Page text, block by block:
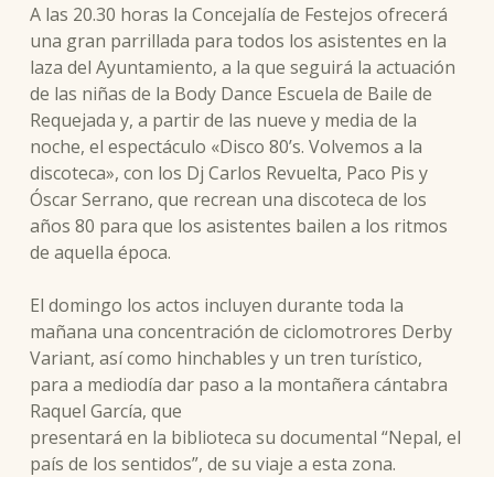
A las 20.30 horas la Concejalía de Festejos ofrecerá
una gran parrillada para todos los asistentes en la
laza del Ayuntamiento, a la que seguirá la actuación
de las niñas de la Body Dance Escuela de Baile de
Requejada y, a partir de las nueve y media de la
noche, el espectáculo «Disco 80’s. Volvemos a la
discoteca», con los Dj Carlos Revuelta, Paco Pis y
Óscar Serrano, que recrean una discoteca de los
años 80 para que los asistentes bailen a los ritmos
de aquella época.
El domingo los actos incluyen durante toda la
mañana una concentración de ciclomotrores Derby
Variant, así como hinchables y un tren turístico,
para a mediodía dar paso a la montañera cántabra
Raquel García, que
presentará en la biblioteca su documental “Nepal, el
país de los sentidos”, de su viaje a esta zona.